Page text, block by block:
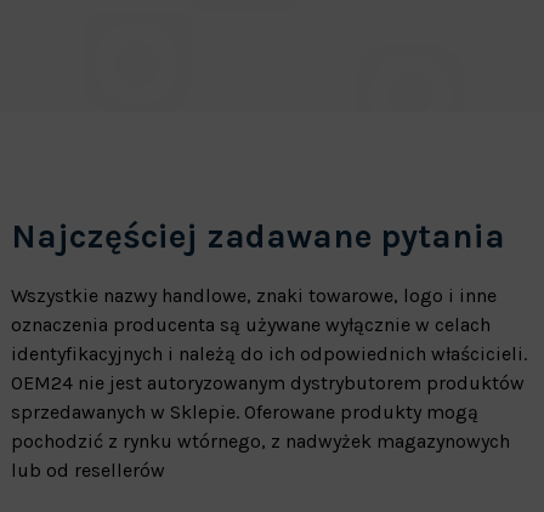
Najczęściej zadawane pytania
Wszystkie nazwy handlowe, znaki towarowe, logo i inne
oznaczenia producenta są używane wyłącznie w celach
identyfikacyjnych i należą do ich odpowiednich właścicieli.
OEM24 nie jest autoryzowanym dystrybutorem produktów
sprzedawanych w Sklepie. Oferowane produkty mogą
pochodzić z rynku wtórnego, z nadwyżek magazynowych
lub od resellerów